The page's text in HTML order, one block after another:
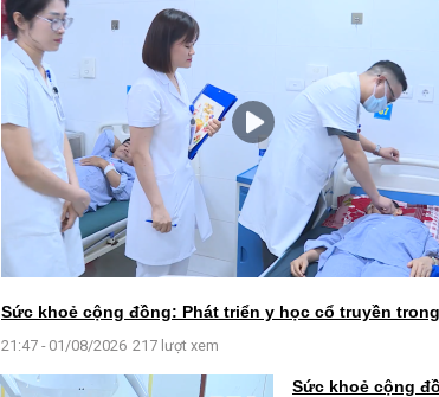
Sức khoẻ cộng đồng: Phát triển y học cổ truyền
21:47 - 01/08/2026 217 lượt xem
Sức khoẻ cộng